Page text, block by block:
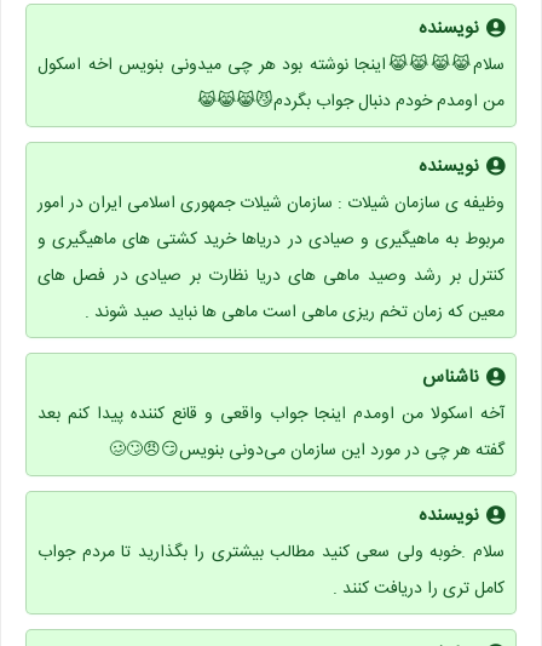
نویسنده
سلام😹😹😹😹اینجا نوشته بود هر چی میدونی بنویس اخه اسکول
من اومدم خودم دنبال جواب بگردم😼😹😹😹
نویسنده
وظیفه ی سازمان شیلات : سازمان شیلات جمهوری اسلامی ایران در امور
مربوط به ماهیگیری و صیادی در دریاها خرید کشتی های ماهیگیری و
کنترل بر رشد وصيد ماهی های دریا نظارت بر صیادی در فصل های
معین که زمان تخم ریزی ماهی است ماهی ها نباید صید شوند .
ناشناس
آخه اسکولا من اومدم اینجا جواب واقعی و قانع کننده پیدا کنم بعد
گفته هر چی در مورد این سازمان می‌دونی بنویس😏😠🙄🥴
نویسنده
سلام .خوبه ولی سعی کنید مطالب بیشتری را بگذارید تا مردم جواب
کامل تری را دریافت کنند .